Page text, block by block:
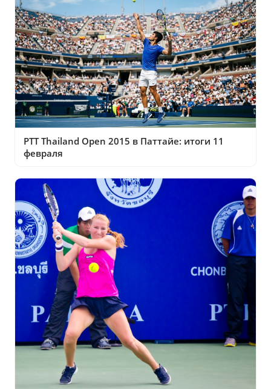
PTT Thailand Open 2015 в Паттайе: итоги 11
февраля